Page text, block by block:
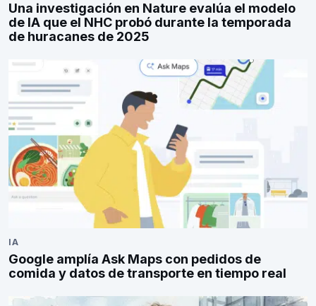
Una investigación en Nature evalúa el modelo
de IA que el NHC probó durante la temporada
de huracanes de 2025
IA
Google amplía Ask Maps con pedidos de
comida y datos de transporte en tiempo real